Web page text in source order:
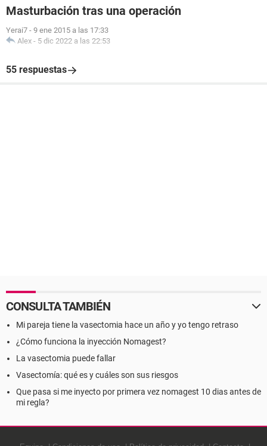
Masturbación tras una operación
Yerai7 - 9 ene 2015 a las 17:33
Alex - 5 dic 2022 a las 22:53
55 respuestas
CONSULTA TAMBIÉN
Mi pareja tiene la vasectomia hace un año y yo tengo retraso
¿Cómo funciona la inyección Nomagest?
La vasectomia puede fallar
Vasectomía: qué es y cuáles son sus riesgos
Que pasa si me inyecto por primera vez nomagest 10 dias antes de
mi regla?